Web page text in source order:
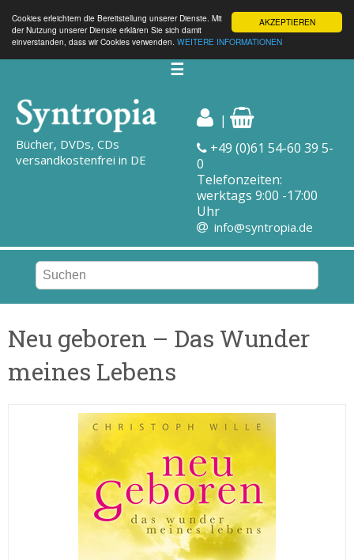
AKZEPTIEREN
Cookies erleichtern die Bereitstellung unserer Dienste. Mit
der Nutzung unserer Dienste erklären Sie sich damit
einverstanden, dass wir Cookies verwenden. WEITERE INFORMATIONEN
☰
Bücher, DVDs, CDs
versandkostenfrei in DE
|
+49 (0)61 54-60 39 5-
0
Telefonzeiten:
werktags 9:00 -17:00
Uhr
info@syntropia.de
Neu geboren – Das Wunder
meines Lebens